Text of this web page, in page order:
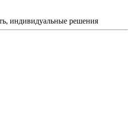
индивидуальные решения